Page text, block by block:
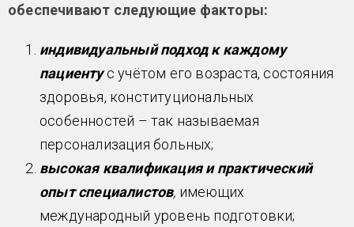
обеспечивают следующие факторы:
индивидуальный подход к каждому
пациентус учётом его возраста, состояния
здоровья, конституциональных
особенностей – так называемая
персонализация больных;
высокая квалификация и практический
опыт специалистов, имеющих
международный уровень подготовки;